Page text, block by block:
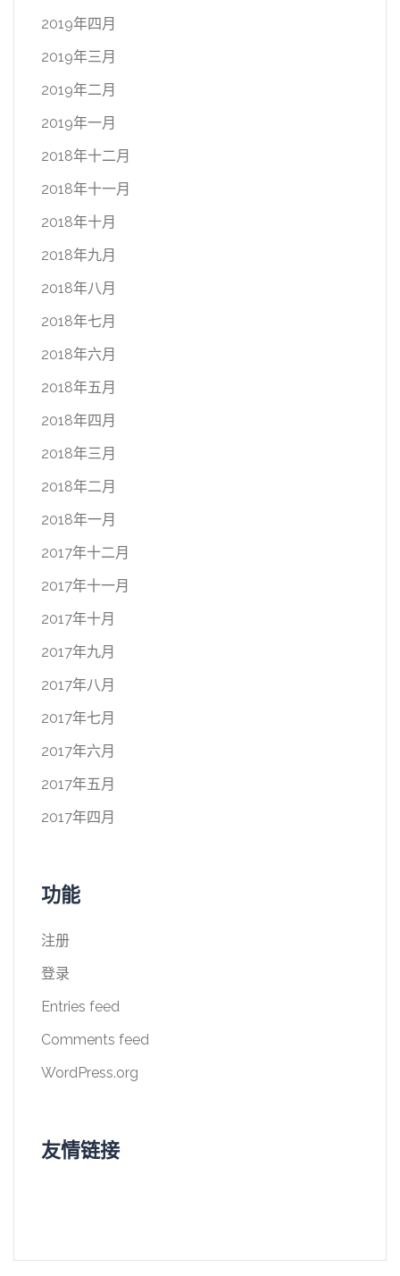
2019年四月
2019年三月
2019年二月
2019年一月
2018年十二月
2018年十一月
2018年十月
2018年九月
2018年八月
2018年七月
2018年六月
2018年五月
2018年四月
2018年三月
2018年二月
2018年一月
2017年十二月
2017年十一月
2017年十月
2017年九月
2017年八月
2017年七月
2017年六月
2017年五月
2017年四月
功能
注册
登录
Entries feed
Comments feed
WordPress.org
友情链接